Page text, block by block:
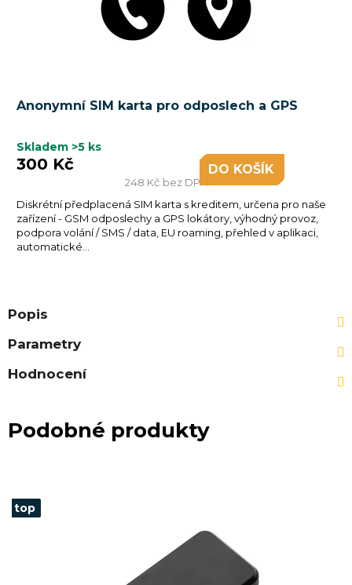
Anonymní SIM karta pro odposlech a GPS
Skladem >5 ks
248 Kč bez DPH
300 Kč DO KOŠÍKU
Diskrétní předplacená SIM karta s kreditem, určena pro naše
zařízení - GSM odposlechy a GPS lokátory, výhodný provoz,
podpora volání / SMS / data, EU roaming, přehled v aplikaci,
automatické...
Popis
Parametry
Hodnocení
Podobné produkty
top